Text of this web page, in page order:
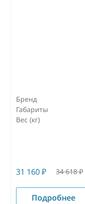
Бренд
Габариты
Вес (кг)
31 160₽ 34 618₽
Подробнее